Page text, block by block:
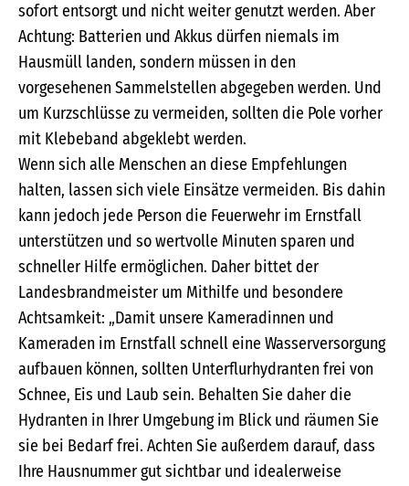
sofort entsorgt und nicht weiter genutzt werden. Aber
Achtung: Batterien und Akkus dürfen niemals im
Hausmüll landen, sondern müssen in den
vorgesehenen Sammelstellen abgegeben werden. Und
um Kurzschlüsse zu vermeiden, sollten die Pole vorher
mit Klebeband abgeklebt werden.
Wenn sich alle Menschen an diese Empfehlungen
halten, lassen sich viele Einsätze vermeiden. Bis dahin
kann jedoch jede Person die Feuerwehr im Ernstfall
unterstützen und so wertvolle Minuten sparen und
schneller Hilfe ermöglichen. Daher bittet der
Landesbrandmeister um Mithilfe und besondere
Achtsamkeit: „Damit unsere Kameradinnen und
Kameraden im Ernstfall schnell eine Wasserversorgung
aufbauen können, sollten Unterflurhydranten frei von
Schnee, Eis und Laub sein. Behalten Sie daher die
Hydranten in Ihrer Umgebung im Blick und räumen Sie
sie bei Bedarf frei. Achten Sie außerdem darauf, dass
Ihre Hausnummer gut sichtbar und idealerweise